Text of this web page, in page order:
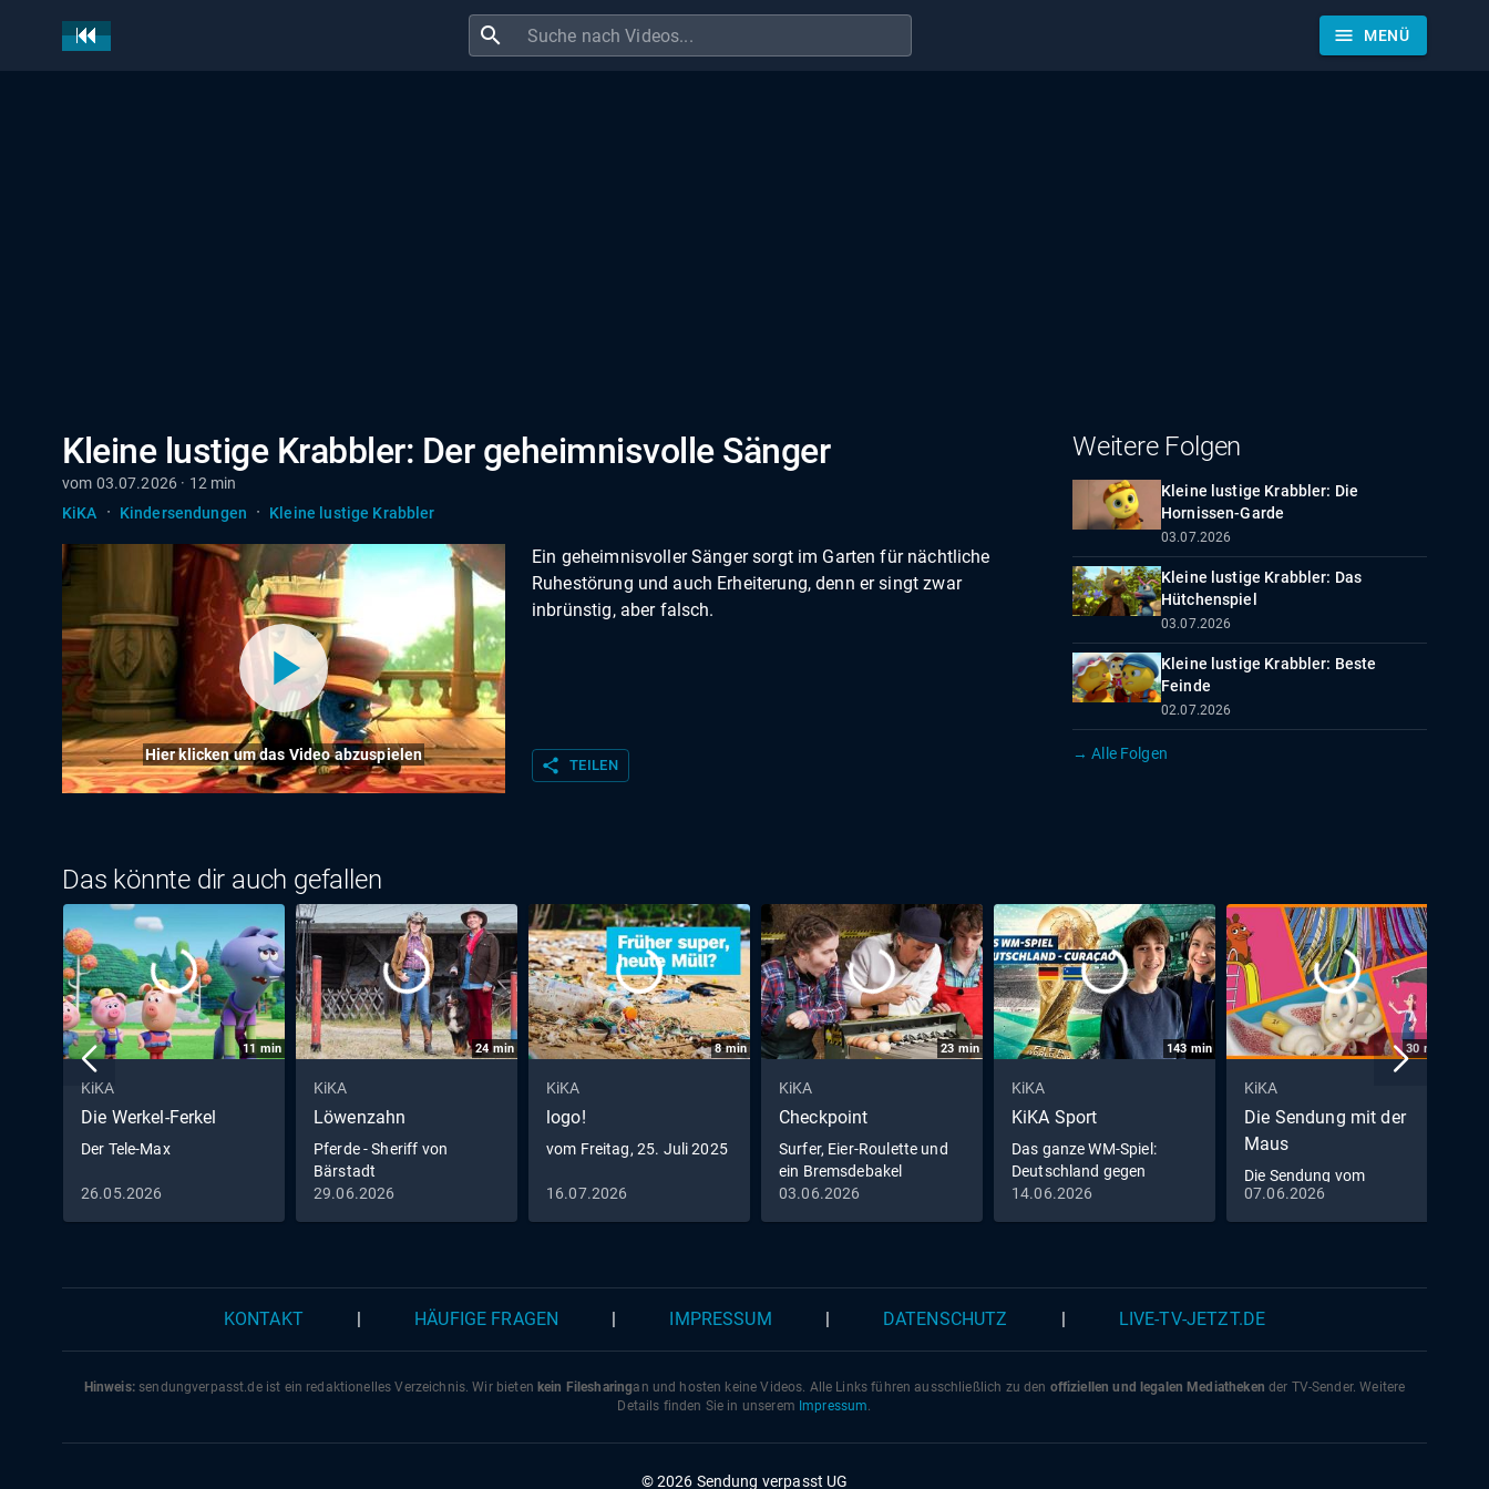
search menu MENÜ
Kleine lustige Krabbler: Der geheimnisvolle Sänger
vom 03.07.2026 · 12 min
KiKA
· Kindersendungen · Kleine lustige Krabbler
Hier klicken um das Video abzuspielen
Ein geheimnisvoller Sänger sorgt im Garten für nächtliche
Ruhestörung und auch Erheiterung, denn er singt zwar
inbrünstig, aber falsch.
share TEILEN
Weitere Folgen
Kleine lustige Krabbler: Die
Hornissen-Garde
03.07.2026
Kleine lustige Krabbler: Das
Hütchenspiel
03.07.2026
Kleine lustige Krabbler: Beste
Feinde
02.07.2026
→ Alle Folgen
Das könnte dir auch gefallen
11 min
KiKA
Die Werkel-Ferkel
Der Tele-Max
26.05.2026
24min
KiKA
Löwenzahn
Pferde - Sheriff von
Bärstadt
29.06.2026
8min
KiKA
logo!
vom Freitag, 25. Juli 2025
16.07.2026
23 min
KiKA
Checkpoint
Surfer, Eier-Roulette und
ein Bremsdebakel
03.06.2026
143 min
KiKA
KiKA Sport
Das ganze WM-Spiel:
Deutschland gegen
Curaçao
14.06.2026
30 min
KiKA
Die Sendung mit der
Maus
Die Sendung vom
07.06.2026
07.06.2026
KONTAKT HÄUFIGE FRAGEN IMPRESSUM DATENSCHUTZ LIVE-TV-JETZT.DE
Hinweis:sendungverpasst.deist ein redaktionelles Verzeichnis. Wir bieten kein Filesharingan und hosten keine Videos. Alle Links führen ausschließlich zu den offiziellen und legalen Mediatheken der TV-Sender. Weitere
Details finden Sie in unserem Impressum.
© 2026 Sendung verpasst UG